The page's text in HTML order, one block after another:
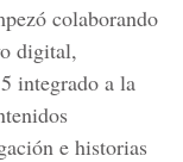
colaborando
digital,
integrado a la
e historias